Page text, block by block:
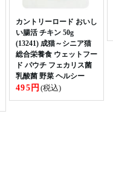
カントリーロード おいし
い腸活 チキン 50g
(13241) 成猫～シニア猫
総合栄養食 ウェットフー
ド パウチ フェカリス菌
乳酸菌 野菜 ヘルシー
495円 (税込)